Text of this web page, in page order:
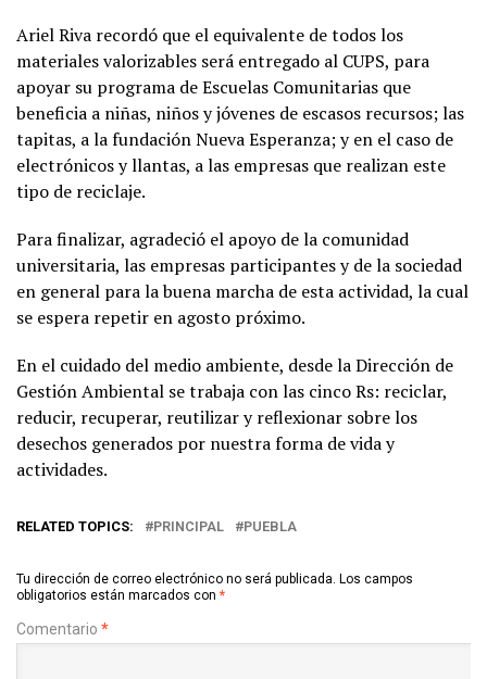
Ariel Riva recordó que el equivalente de todos los
materiales valorizables será entregado al CUPS, para
apoyar su programa de Escuelas Comunitarias que
beneficia a niñas, niños y jóvenes de escasos recursos; las
tapitas, a la fundación Nueva Esperanza; y en el caso de
electrónicos y llantas, a las empresas que realizan este
tipo de reciclaje.
Para finalizar, agradeció el apoyo de la comunidad
universitaria, las empresas participantes y de la sociedad
en general para la buena marcha de esta actividad, la cual
se espera repetir en agosto próximo.
En el cuidado del medio ambiente, desde la Dirección de
Gestión Ambiental se trabaja con las cinco Rs: reciclar,
reducir, recuperar, reutilizar y reflexionar sobre los
desechos generados por nuestra forma de vida y
actividades.
RELATED TOPICS: PRINCIPAL PUEBLA
Tu dirección de correo electrónico no será publicada. Los campos
obligatorios están marcados con *
Comentario *